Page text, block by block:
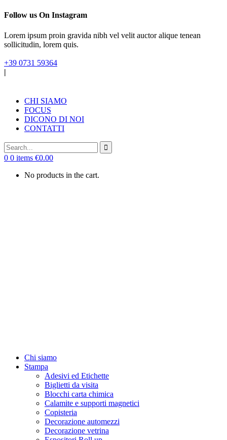
Follow us On Instagram
Lorem ipsum proin gravida nibh vel velit auctor alique tenean
sollicitudin, lorem quis.
+39 0731 59364
|
CHI SIAMO
FOCUS
DICONO DI NOI
CONTATTI
0 0 items €0.00
No products in the cart.
Chi siamo
Stampa
Adesivi ed Etichette
Biglietti da visita
Blocchi carta chimica
Calamite e supporti magnetici
Copisteria
Decorazione automezzi
Decorazione vetrina